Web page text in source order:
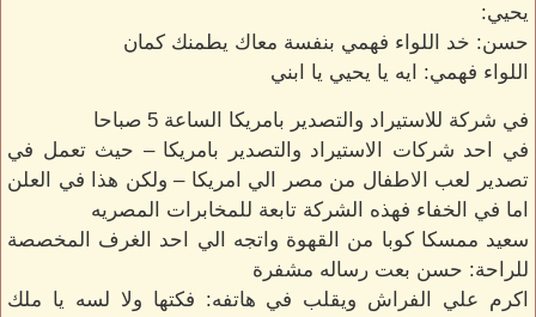
يحيي:
حسن: خد اللواء فهمي بنفسة معاك يطمنك كمان
اللواء فهمي: ايه يا يحيي يا ابني
في شركة للاستيراد والتصدير بامريكا الساعة 5 صباحا
في احد شركات الاستيراد والتصدير بامريكا – حيث تعمل في
تصدير لعب الاطفال من مصر الي امريكا – ولكن هذا في العلن
اما في الخفاء فهذه الشركة تابعة للمخابرات المصريه
سعيد ممسكا كوبا من القهوة واتجه الي احد الغرف المخصصة
للراحة: حسن بعت رساله مشفرة
اكرم علي الفراش ويقلب في هاتفه: فكتها ولا لسه يا ملك